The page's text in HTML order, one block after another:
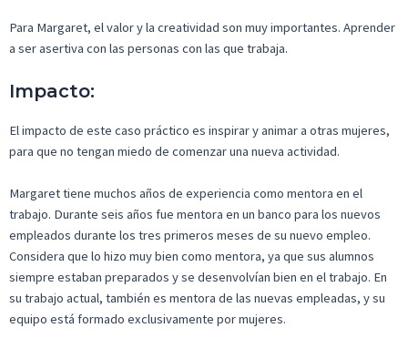
Para Margaret, el valor y la creatividad son muy importantes. Aprender
a ser asertiva con las personas con las que trabaja.
Impacto:
El impacto de este caso práctico es inspirar y animar a otras mujeres,
para que no tengan miedo de comenzar una nueva actividad.
Margaret tiene muchos años de experiencia como mentora en el
trabajo. Durante seis años fue mentora en un banco para los nuevos
empleados durante los tres primeros meses de su nuevo empleo.
Considera que lo hizo muy bien como mentora, ya que sus alumnos
siempre estaban preparados y se desenvolvían bien en el trabajo. En
su trabajo actual, también es mentora de las nuevas empleadas, y su
equipo está formado exclusivamente por mujeres.